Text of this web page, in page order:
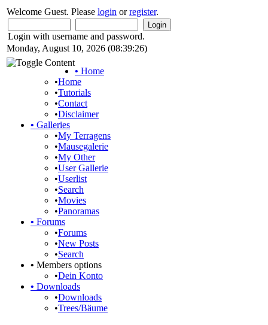
Welcome Guest. Please login orregister.
Login with username and password.
Monday, August 10, 2026 (08:39:26)
• Home
•Home
•Tutorials
•Contact
•Disclaimer
• Galleries
•My Terragens
•Mausegalerie
•My Other
•User Gallerie
•Userlist
•Search
•Movies
•Panoramas
• Forums
•Forums
•New Posts
•Search
• Members options
•Dein Konto
• Downloads
•Downloads
•Trees/Bäume